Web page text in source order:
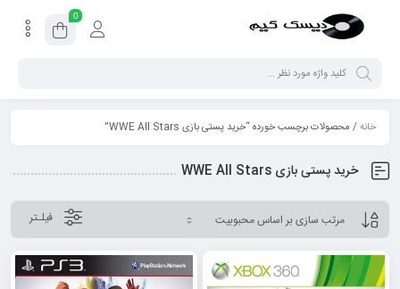
0
خانه/ محصولات برچسب خورده “خرید پستی بازی WWE All Stars”
خرید پستی بازی WWE All Stars
فیلـتر